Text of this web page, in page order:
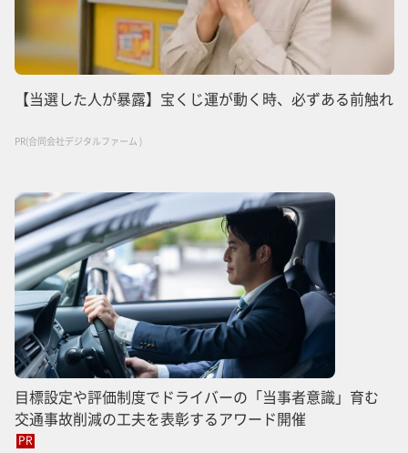
【当選した人が暴露】宝くじ運が動く時、必ずある前触れ
PR(合同会社デジタルファーム )
目標設定や評価制度でドライバーの「当事者意識」育む
交通事故削減の工夫を表彰するアワード開催
PR